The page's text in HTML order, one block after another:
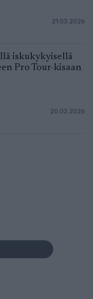
21.03.2026
iskukykyisellä
Pro Tour-kisaan
20.03.2026